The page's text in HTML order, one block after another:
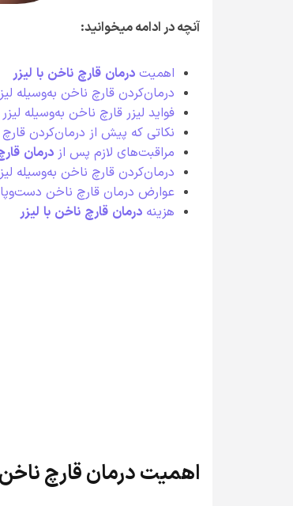
آنچه در ادامه میخوانید:
اهمیت درمان قارچ ناخن با لیزر
درمان‌کردن قارچ ناخن‌ به‌وسیله
فواید لیزر قارچ ناخن به‌وسیله لیزر
نکاتی که پیش از درمان‌کردن قارچ
مراقبت‌های لازم پس از درمان
درمان‌کردن قارچ ناخن‌ به‌وسیله
عوارض درمان قارچ ناخن دست‌وپا
هزینه درمان قارچ ناخن با لیزر
اهمیت درمان قارچ ناخن